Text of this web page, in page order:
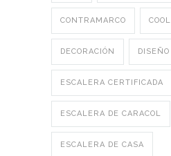
CONTRAMARCO COOL
DECORACIÓN DISEÑO
ESCALERA CERTIFICADA
ESCALERA DE CARACOL
ESCALERA DE CASA